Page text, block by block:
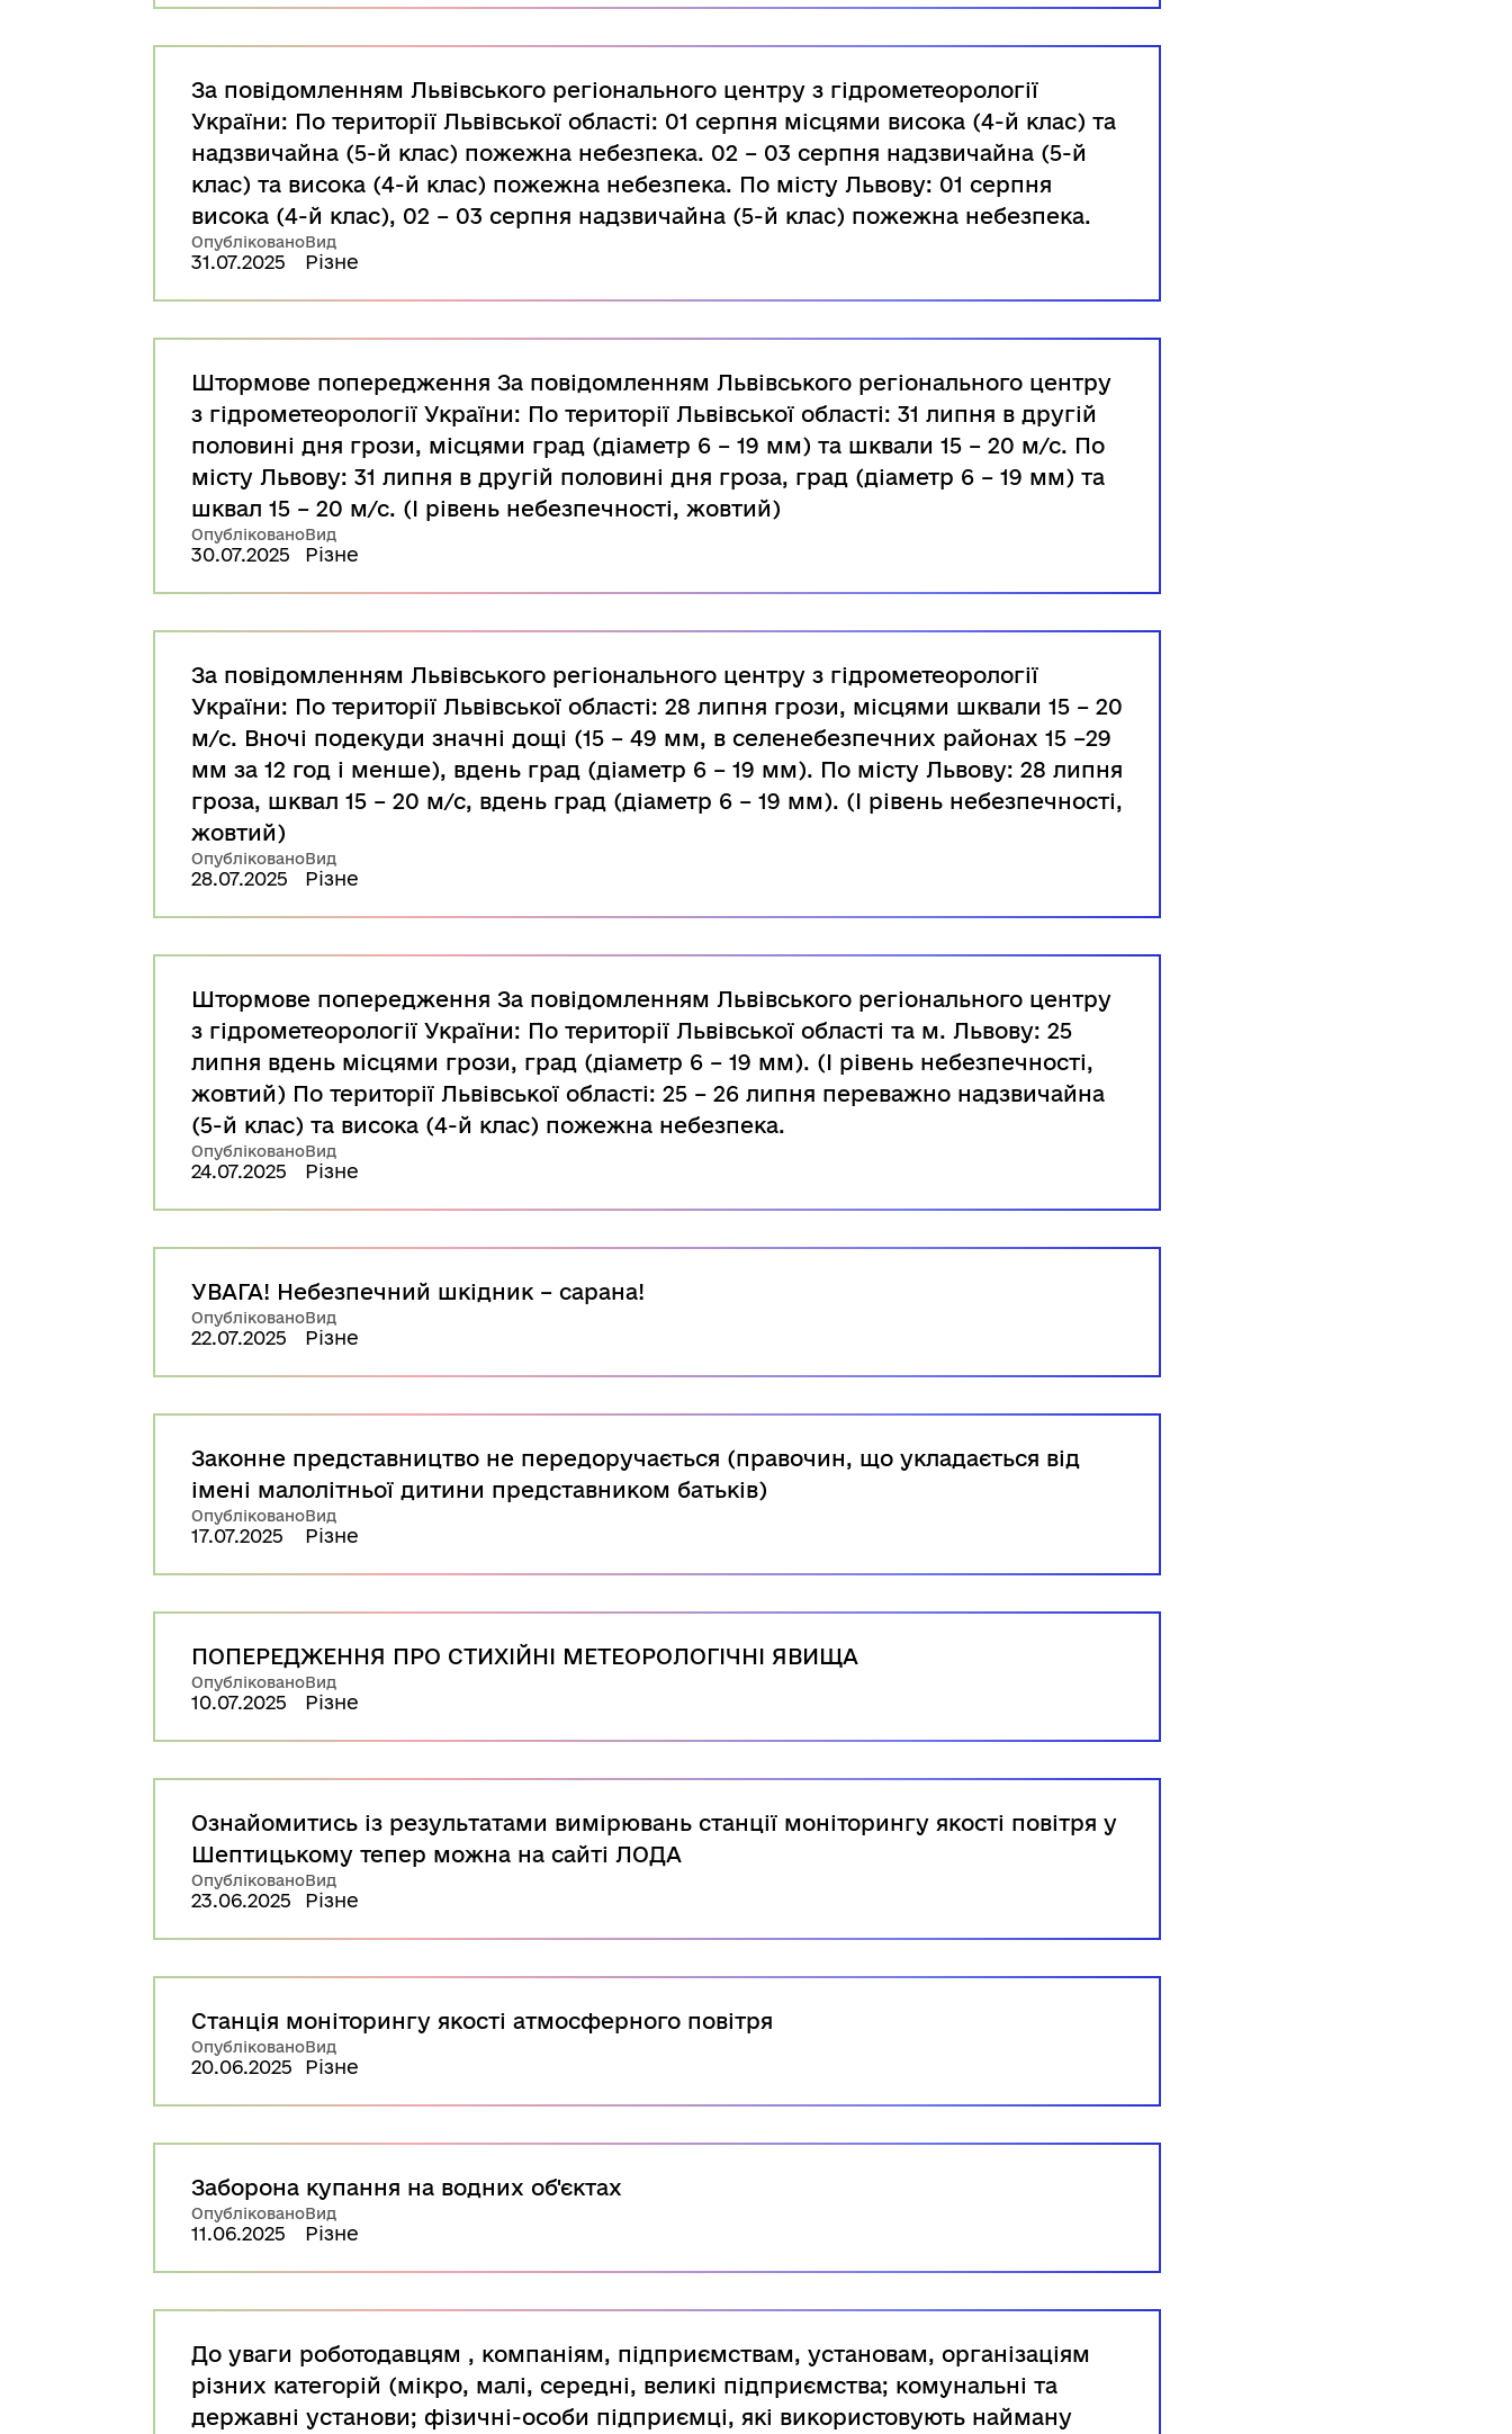
За повідомленням Львівського регіонального центру з гідрометеорології
України: По території Львівської області: 01 серпня місцями висока (4-й клас) та
надзвичайна (5-й клас) пожежна небезпека. 02 – 03 серпня надзвичайна (5-й
клас) та висока (4-й клас) пожежна небезпека. По місту Львову: 01 серпня
висока (4-й клас), 02 – 03 серпня надзвичайна (5-й клас) пожежна небезпека.
Опубліковано
31.07.2025
Вид
Різне
Штормове попередження За повідомленням Львівського регіонального центру
з гідрометеорології України: По території Львівської області: 31 липня в другій
половині дня грози, місцями град (діаметр 6 – 19 мм) та шквали 15 – 20 м/с. По
місту Львову: 31 липня в другій половині дня гроза, град (діаметр 6 – 19 мм) та
шквал 15 – 20 м/с. (І рівень небезпечності, жовтий)
Опубліковано
30.07.2025
Вид
Різне
За повідомленням Львівського регіонального центру з гідрометеорології
України: По території Львівської області: 28 липня грози, місцями шквали 15 – 20
м/с. Вночі подекуди значні дощі (15 – 49 мм, в селенебезпечних районах 15 –29
мм за 12 год і менше), вдень град (діаметр 6 – 19 мм). По місту Львову: 28 липня
гроза, шквал 15 – 20 м/с, вдень град (діаметр 6 – 19 мм). (І рівень небезпечності,
жовтий)
Опубліковано
28.07.2025
Вид
Різне
Штормове попередження За повідомленням Львівського регіонального центру
з гідрометеорології України: По території Львівської області та м. Львову: 25
липня вдень місцями грози, град (діаметр 6 – 19 мм). (І рівень небезпечності,
жовтий) По території Львівської області: 25 – 26 липня переважно надзвичайна
(5-й клас) та висока (4-й клас) пожежна небезпека.
Опубліковано
24.07.2025
Вид
Різне
УВАГА! Небезпечний шкідник – сарана!
Опубліковано
22.07.2025
Вид
Різне
Законне представництво не передоручається (правочин, що укладається від
імені малолітньої дитини представником батьків)
Опубліковано
17.07.2025
Вид
Різне
ПОПЕРЕДЖЕННЯ ПРО СТИХІЙНІ МЕТЕОРОЛОГІЧНІ ЯВИЩА
Опубліковано
10.07.2025
Вид
Різне
Ознайомитись із результатами вимірювань станції моніторингу якості повітря у
Шептицькому тепер можна на сайті ЛОДА
Опубліковано
23.06.2025
Вид
Різне
Станція моніторингу якості атмосферного повітря
Опубліковано
20.06.2025
Вид
Різне
Заборона купання на водних об'єктах
Опубліковано
11.06.2025
Вид
Різне
До уваги роботодавцям , компаніям, підприємствам, установам, організаціям
різних категорій (мікро, малі, середні, великі підприємства; комунальні та
державні установи; фізичні-особи підприємці, які використовують найману